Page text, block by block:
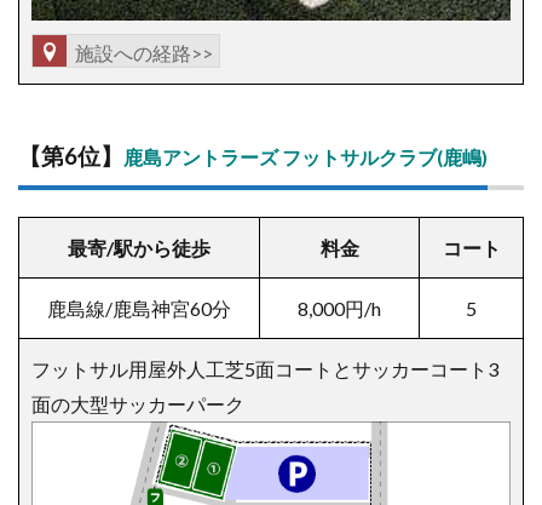
施設への経路>>
【第6位】 鹿島アントラーズ フットサルクラブ(鹿嶋)
最寄/駅から徒歩 料金 コート
鹿島線/鹿島神宮60分 8,000円/h 5
フットサル用屋外人工芝5面コートとサッカーコート3
面の大型サッカーパーク